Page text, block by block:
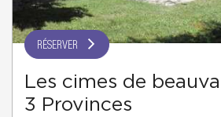
RÉSERVER
Les cimes de
3 Provinces